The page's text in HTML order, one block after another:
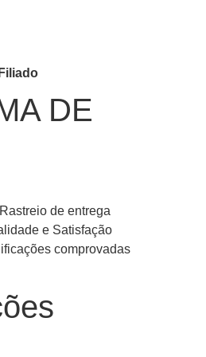
Filiado
DE
de entrega
e Satisfação
comprovadas